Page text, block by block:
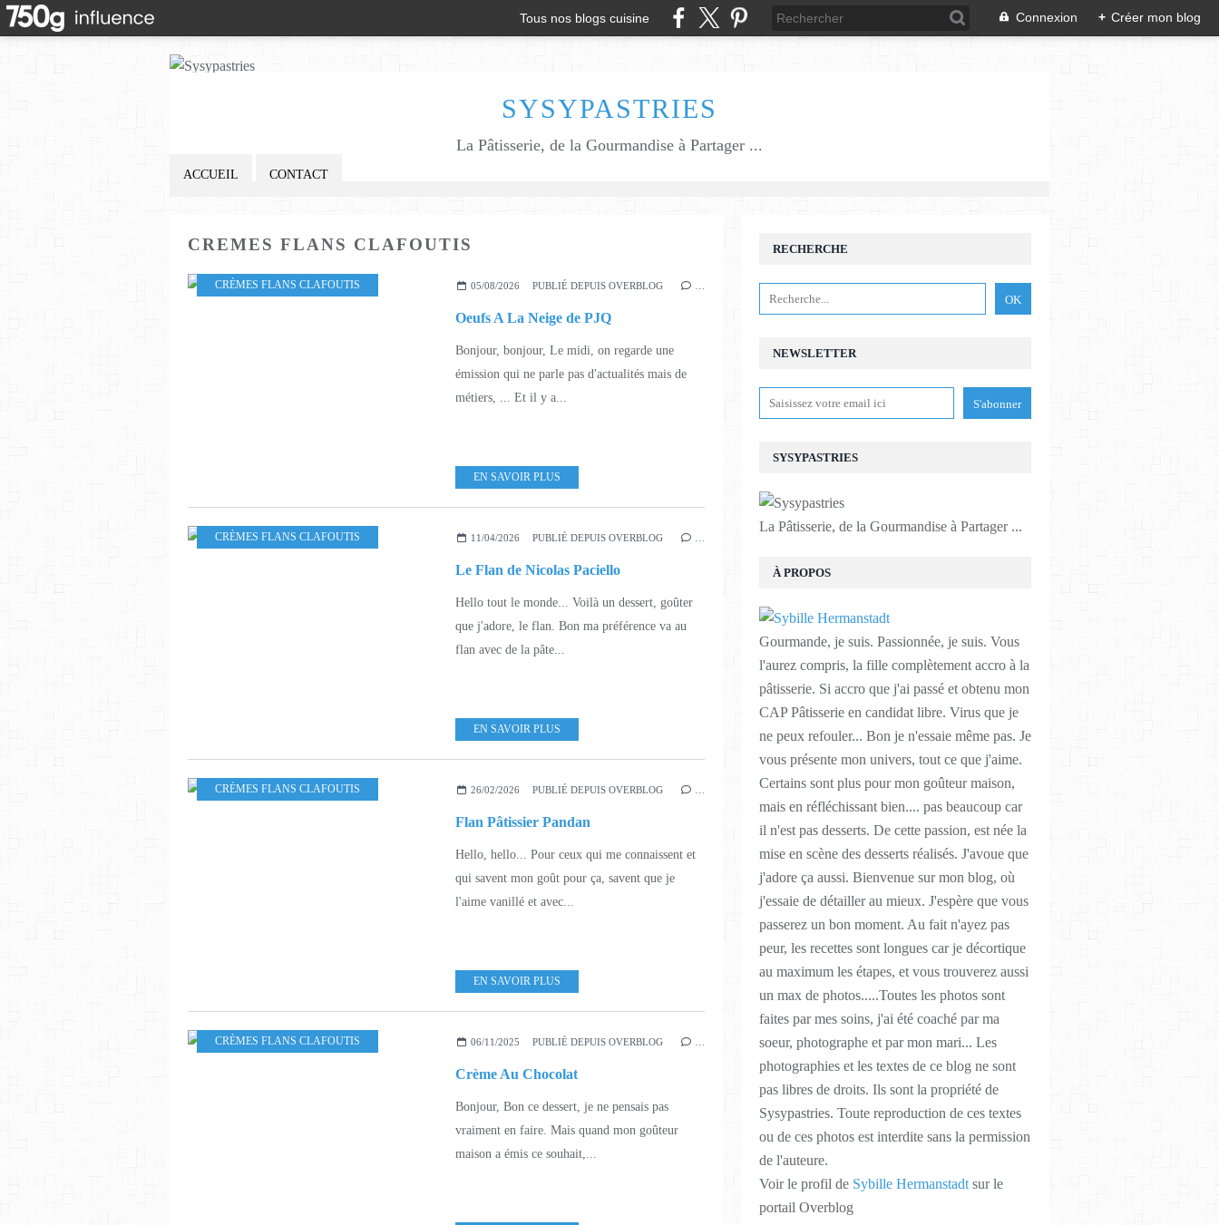
Tous nos blogs cuisine Connexion + Créer mon blog
SYSYPASTRIES
La Pâtisserie, de la Gourmandise à Partager ...
ACCUEIL CONTACT
CREMES FLANS CLAFOUTIS
CRÈMES FLANS CLAFOUTIS 05/08/2026 PUBLIÉ DEPUIS OVERBLOG
Oeufs A La Neige de PJQ
Bonjour, bonjour, Le midi, on regarde une
émission qui ne parle pas d'actualités mais de
métiers, ... Et il y a...
EN SAVOIR PLUS
CRÈMES FLANS CLAFOUTIS 11/04/2026 PUBLIÉ DEPUIS OVERBLOG
Le Flan de Nicolas Paciello
Hello tout le monde... Voilà un dessert, goûter
que j'adore, le flan. Bon ma préférence va au
flan avec de la pâte...
EN SAVOIR PLUS
CRÈMES FLANS CLAFOUTIS 26/02/2026 PUBLIÉ DEPUIS OVERBLOG
Flan Pâtissier Pandan
Hello, hello... Pour ceux qui me connaissent et
qui savent mon goût pour ça, savent que je
l'aime vanillé et avec...
EN SAVOIR PLUS
CRÈMES FLANS CLAFOUTIS 06/11/2025 PUBLIÉ DEPUIS OVERBLOG
Crème Au Chocolat
Bonjour, Bon ce dessert, je ne pensais pas
vraiment en faire. Mais quand mon goûteur
maison a émis ce souhait,...
NEWSLETTER
RECHERCHE
SYSYPASTRIES
La Pâtisserie, de la Gourmandise à Partager ...
À PROPOS
Gourmande, je suis. Passionnée, je suis. Vous
l'aurez compris, la fille complètement accro à la
pâtisserie. Si accro que j'ai passé et obtenu mon
CAP Pâtisserie en candidat libre. Virus que je
ne peux refouler... Bon je n'essaie même pas. Je
vous présente mon univers, tout ce que j'aime.
Certains sont plus pour mon goûteur maison,
mais en réfléchissant bien.... pas beaucoup car
il n'est pas desserts. De cette passion, est née la
mise en scène des desserts réalisés. J'avoue que
j'adore ça aussi. Bienvenue sur mon blog, où
j'essaie de détailler au mieux. J'espère que vous
passerez un bon moment. Au fait n'ayez pas
peur, les recettes sont longues car je décortique
au maximum les étapes, et vous trouverez aussi
un max de photos.....Toutes les photos sont
faites par mes soins, j'ai été coaché par ma
soeur, photographe et par mon mari... Les
photographies et les textes de ce blog ne sont
pas libres de droits. Ils sont la propriété de
Sysypastries. Toute reproduction de ces textes
ou de ces photos est interdite sans la permission
de l'auteure.
Voir le profil de Sybille Hermanstadt sur le
portail Overblog